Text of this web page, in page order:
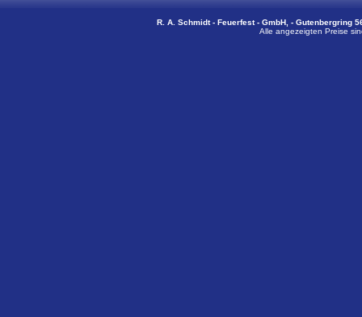
R. A. Schmidt - Feuerfest - GmbH, - Gutenbergring
Alle angezeigten Preise